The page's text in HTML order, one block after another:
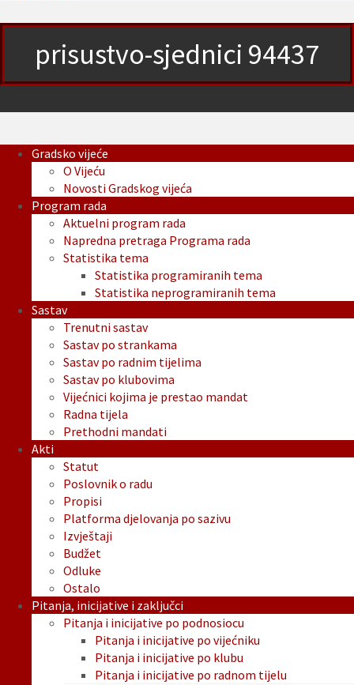
prisustvo-sjednici 94437
Gradsko vijeće
O Vijeću
Novosti Gradskog vijeća
Program rada
Aktuelni program rada
Napredna pretraga Programa rada
Statistika tema
Statistika programiranih tema
Statistika neprogramiranih tema
Sastav
Trenutni sastav
Sastav po strankama
Sastav po radnim tijelima
Sastav po klubovima
Vijećnici kojima je prestao mandat
Radna tijela
Prethodni mandati
Akti
Statut
Poslovnik o radu
Propisi
Platforma djelovanja po sazivu
Izvještaji
Budžet
Odluke
Ostalo
Pitanja, inicijative i zaključci
Pitanja i inicijative po podnosiocu
Pitanja i inicijative po vijećniku
Pitanja i inicijative po klubu
Pitanja i inicijative po radnom tijelu